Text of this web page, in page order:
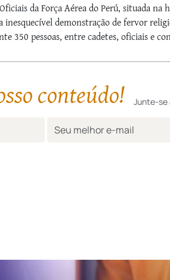
da Força Aérea do Perú, situada na
inesquecível demonstração de fervor
350 pessoas, entre cadetes, oficiais e
conteúdo! Junte-se